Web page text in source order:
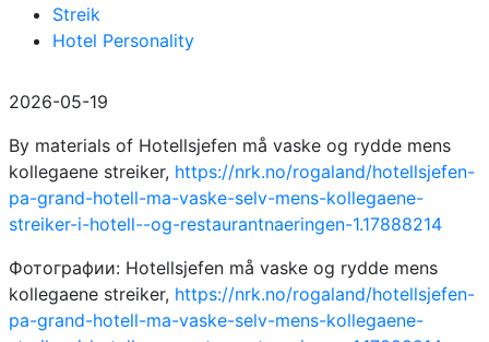
Streik
Hotel Personality
2026-05-19
By materials of Hotellsjefen må vaske og rydde mens
kollegaene streiker, https://nrk.no/rogaland/hotellsjefen-
pa-grand-hotell-ma-vaske-selv-mens-kollegaene-
streiker-i-hotell--og-restaurantnaeringen-1.17888214
Фотографии: Hotellsjefen må vaske og rydde mens
kollegaene streiker, https://nrk.no/rogaland/hotellsjefen-
pa-grand-hotell-ma-vaske-selv-mens-kollegaene-